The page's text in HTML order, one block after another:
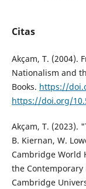
Citas
Akçam, T. (2004).
Nationalism and
Books. https://
https://doi.org/
Akçam, T. (2023).
B. Kiernan, W.
Cambridge World
the Contemporary
Cambridge